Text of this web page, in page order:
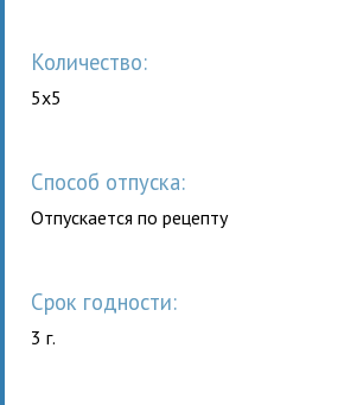
Количество:
5x5
Способ отпуска:
Отпускается по рецепту
Срок годности:
3 г.